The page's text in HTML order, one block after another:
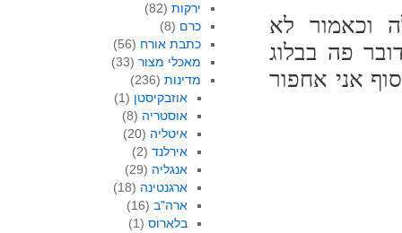
וכאמור לא
פה בבלוג
אני אחפור
ירקות(82)
כרם (8)
כתבת אורח (56)
מאכלי מצור(33)
מדינות(236)
אוזבקיסטן (1)
אוסטריה (8)
איטליה (20)
אירלנד (2)
אנגליה (29)
ארגנטינה (18)
ארה"ב (16)
בלארוס (1)